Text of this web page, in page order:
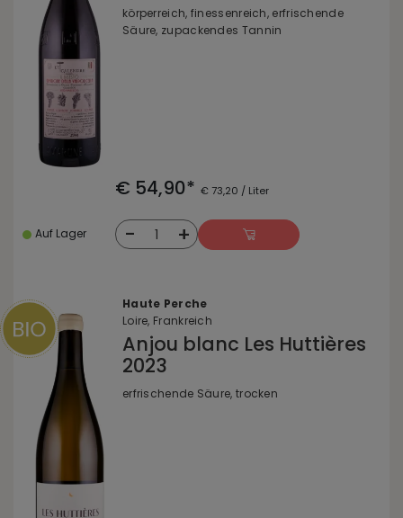
körperreich, finessenreich, erfrischende
Säure, zupackendes Tannin
€ 54,90* € 73,20 / Liter
Auf Lager - 1 +
Haute Perche
Loire, Frankreich
Anjou blanc Les Huttières
2023
erfrischende Säure, trocken